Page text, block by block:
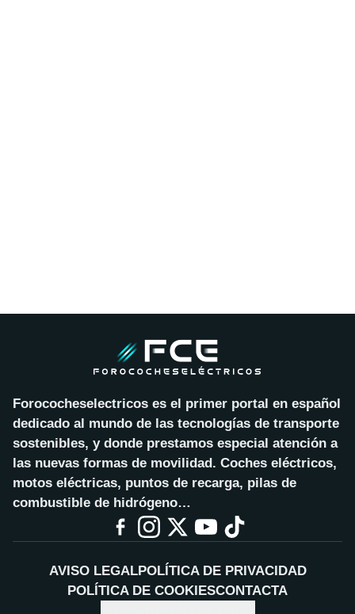
Forococheselectricos es el primer portal en español
dedicado al mundo de las tecnologías de transporte
sostenibles, y donde prestamos especial atención a
las nuevas formas de movilidad. Coches eléctricos,
motos eléctricas, puntos de recarga, pilas de
combustible de hidrógeno…
AVISO LEGALPOLÍTICA DE PRIVACIDAD
POLÍTICA DE COOKIESCONTACTA